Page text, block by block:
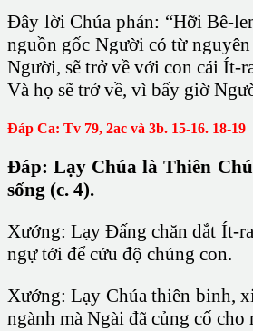
Ðây lời Chúa phán: “Hỡi Bê-
nguồn gốc Người có từ
Người, sẽ trở về với con cái Ít-
Và họ sẽ trở về, vì bấy giờ
Ðáp Ca: Tv 79, 2ac và 3b. 15-16. 18-19
Ðáp: Lạy Chúa là Thiên
sống (c. 4).
Xướng: Lạy Ðấng chăn dắt Ít-
ngự tới để cứu độ chúng con.
Xướng: Lạy Chúa thiên binh,
ngành mà Ngài đã củng cố cho